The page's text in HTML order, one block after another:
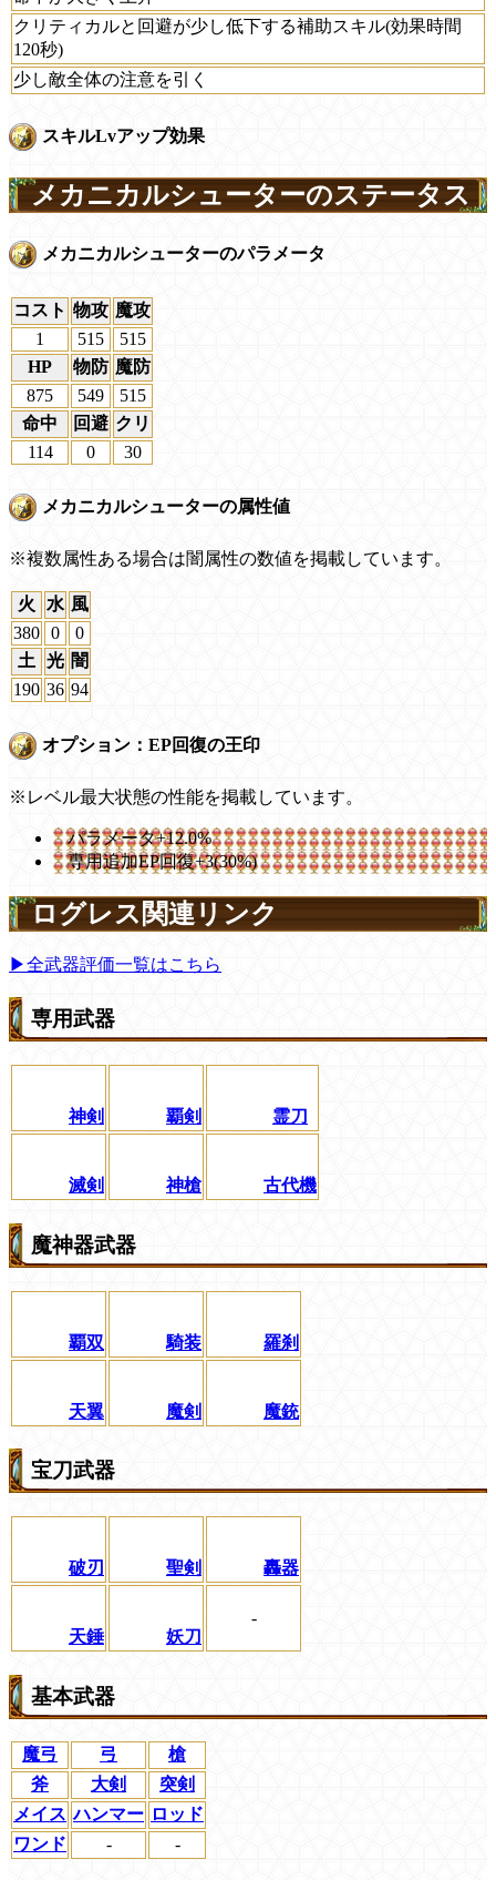
クリティカルと回避が少し低下する補助スキル(効果時間
120秒)
少し敵全体の注意を引く
スキルLvアップ効果
メカニカルシューターのステータス
メカニカルシューターのパラメータ
コスト 物攻 魔攻
1
515
515
HP
物防 魔防
875
549
515
命中
回避 クリ
114
0 30
メカニカルシューターの属性値
※複数属性ある場合は闇属性の数値を掲載しています。
火 水 風
380 0
0
土
光 闇
190 36 94
オプション：EP回復の王印
※レベル最大状態の性能を掲載しています。
パラメータ+12.0%
専用追加EP回復+3(30%)
ログレス関連リンク
▶全武器評価一覧はこちら
専用武器
神剣 覇剣 霊刀
滅剣 神槍 古代機
魔神器武器
覇双 騎装 羅刹
天翼 魔剣 魔銃
宝刀武器
破刃 聖剣 轟器
天錘 妖刀
-
基本武器
魔弓 弓
槍
斧
大剣
突剣
メイス ハンマー ロッド
ワンド
- -